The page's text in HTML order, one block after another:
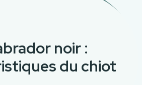
noir :
du chiot